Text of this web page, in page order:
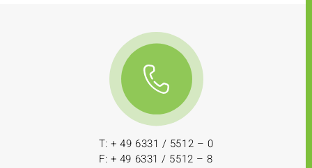
T: + 49 6331 / 5512 – 0
F: + 49 6331 / 5512 – 8